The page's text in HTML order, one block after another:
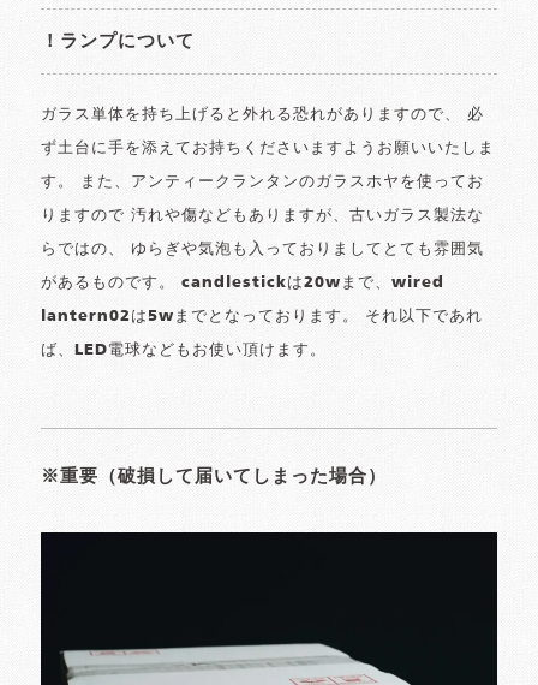
！ランプについて
ガラス単体を持ち上げると外れる恐れがありますので、 必
ず土台に手を添えてお持ちくださいますようお願いいたしま
す。 また、アンティークランタンのガラスホヤを使ってお
りますので 汚れや傷などもありますが、古いガラス製法な
らではの、 ゆらぎや気泡も入っておりましてとても雰囲気
があるものです。 candlestickは20wまで、wired
lantern02は5wまでとなっております。 それ以下であれ
ば、LED電球などもお使い頂けます。
※重要（破損して届いてしまった場合）